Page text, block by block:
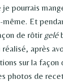
pourrais
Et
de rôtir gelé
réalisé, après
sur la façon
photos de